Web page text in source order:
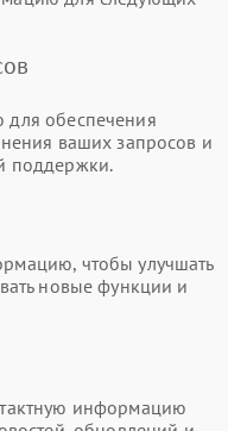
обеспечения
ваших запросов и
поддержки.
чтобы улучшать
новые функции и
информацию